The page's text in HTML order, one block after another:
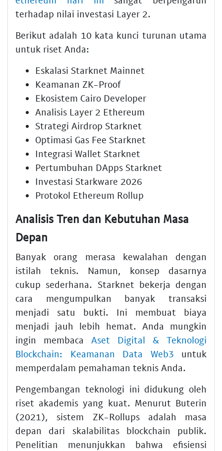
terhadap nilai investasi Layer 2.
Berikut adalah 10 kata kunci turunan utama
untuk riset Anda:
Eskalasi Starknet Mainnet
Keamanan ZK-Proof
Ekosistem Cairo Developer
Analisis Layer 2 Ethereum
Strategi Airdrop Starknet
Optimasi Gas Fee Starknet
Integrasi Wallet Starknet
Pertumbuhan DApps Starknet
Investasi Starkware 2026
Protokol Ethereum Rollup
Analisis Tren dan Kebutuhan Masa
Depan
Banyak orang merasa kewalahan dengan
istilah teknis. Namun, konsep dasarnya
cukup sederhana. Starknet bekerja dengan
cara mengumpulkan banyak transaksi
menjadi satu bukti. Ini membuat biaya
menjadi jauh lebih hemat. Anda mungkin
ingin membaca Aset Digital & Teknologi
Blockchain: Keamanan Data Web3 untuk
memperdalam pemahaman teknis Anda.
Pengembangan teknologi ini didukung oleh
riset akademis yang kuat. Menurut Buterin
(2021), sistem ZK-Rollups adalah masa
depan dari skalabilitas blockchain publik.
Penelitian menunjukkan bahwa efisiensi